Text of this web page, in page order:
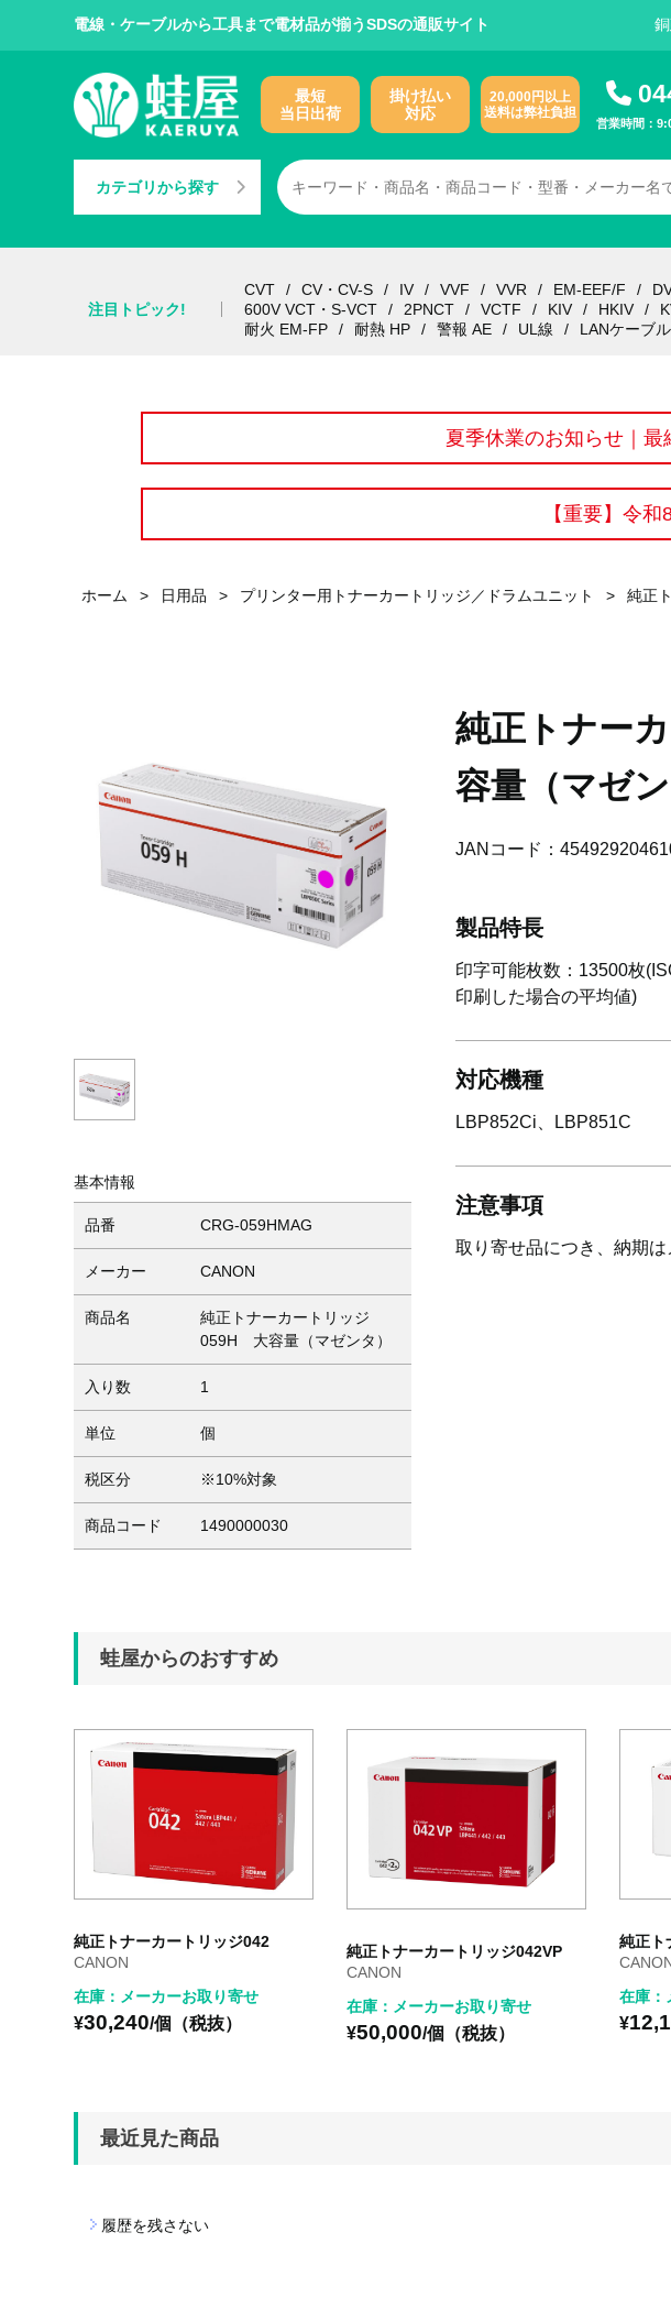
電線・ケーブルから工具まで電材品が揃うSDSの通販サイト
最短
当日出荷
掛け払い
対応
20,000円以上
送料は弊社負担
営業時間：
カテゴリから探す
注目トピック!
CVT CV・CV-S IV VVF VVR EM-EEF/F
600V VCT・S-VCT
2PNCT VCTF KIV HKIV
耐火 EM-FP
耐熱 HP 警報 AE UL線 LANケーブル
夏季休業のお知らせ｜
【重要】令
ホーム > 日用品 > プリンター用トナーカートリッジ／ドラムユニット > 純正
基本情報
品番 CRG-059HMAG
メーカー CANON
商品名
純正トナーカートリッジ
059H 大容量（マゼンタ）
入り数 1
単位 個
税区分 ※10%対象
商品コード 1490000030
純正トナー
容量（マゼン
JANコード：
製品特長
印字可能枚数：13500枚
印刷した場合の平均値)
対応機種
LBP852Ci、LBP851C
注意事項
取り寄せ品につき、納期
蛙屋からのおすすめ
純正トナーカートリッジ042
CANON
在庫：メーカーお取り寄せ
¥30,240/個（税抜）
純正トナーカートリッジ042VP
CANON
在庫：メーカーお取り寄せ
¥50,000/個（税抜）
純正ト
在庫：
¥
最近見た商品
履歴を残さない